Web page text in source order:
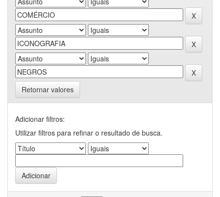
Retornar valores
Adicionar filtros:
Utilizar filtros para refinar o resultado de busca.